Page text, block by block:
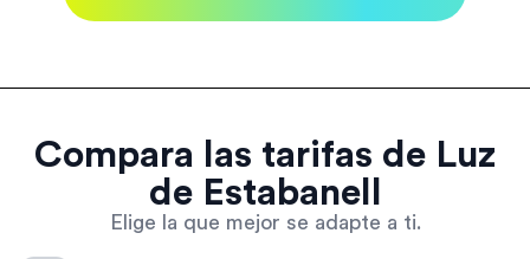
Compara las tarifas de Luz
de Estabanell
Elige la que mejor se adapte a ti.